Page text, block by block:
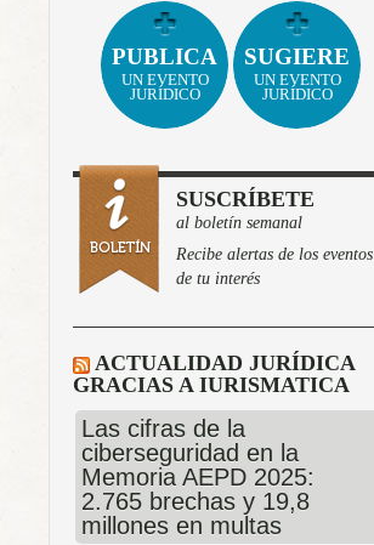
PUBLICA
UN EVENTO
JURÍDICO
SUGIERE
UN EVENTO
JURÍDICO
SUSCRÍBETE
al boletín semanal
Recibe alertas de los eventos
de tu interés
ACTUALIDAD JURÍDICA
GRACIAS A IURISMATICA
Las cifras de la
ciberseguridad en la
Memoria AEPD 2025:
2.765 brechas y 19,8
millones en multas